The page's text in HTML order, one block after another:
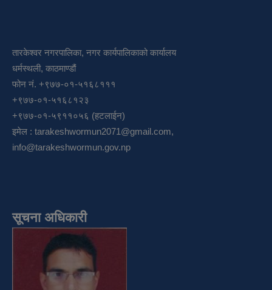
तारकेश्वर नगरपालिका, नगर कार्यपालिकाको कार्यालय
धर्मस्थली, काठमाण्डौं
फोन नं. +९७७-०१-५१६८१११
+९७७-०१-५१६८१२३
+९७७-०१-५९११०५६ (हटलाईन)
इमेल : tarakeshwormun2071@gmail.com,
info@tarakeshwormun.gov.np
सूचना अधिकारी